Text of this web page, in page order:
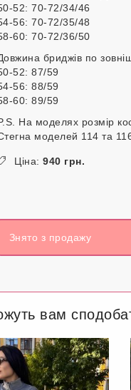
52: 70-72/34/46
56: 70-72/35/48
60: 70-72/36/50
бриджів по
52: 87/59
56: 88/59
60: 89/59
На моделях розмір
моделей 114 та
Ціна: 940 грн.
Знято з продажу
вам